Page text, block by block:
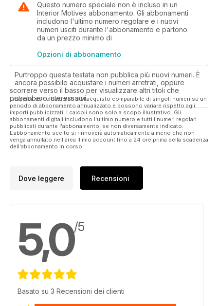
Questo numero speciale non è incluso in un
Interior Motives abbonamento. Gli abbonamenti
includono l'ultimo numero regolare e i nuovi
numeri usciti durante l'abbonamento e partono
da un prezzo minimo di
Opzioni di abbonamento
Purtroppo questa testata non pubblica più nuovi numeri. È
ancora possibile acquistare i numeri arretrati, oppure
scorrere verso il basso per visualizzare altri titoli che
potrebbero interessarvi.
I risparmi sono calcolati sull'acquisto comparabile di singoli numeri su un
periodo di abbonamento annualizzato e possono variare rispetto agli
importi pubblicizzati. I calcoli sono solo a scopo illustrativo. Gli
abbonamenti digitali includono l'ultimo numero e tutti i numeri regolari
pubblicati durante l'abbonamento, se non diversamente indicato.
L'abbonamento scelto si rinnoverà automaticamente a meno che non
venga annullato nell'area Il mio account fino a 24 ore prima della scadenza
dell'abbonamento in corso.
Dove leggere Recensioni
5,0/5
Basato su 3 Recensioni dei clienti